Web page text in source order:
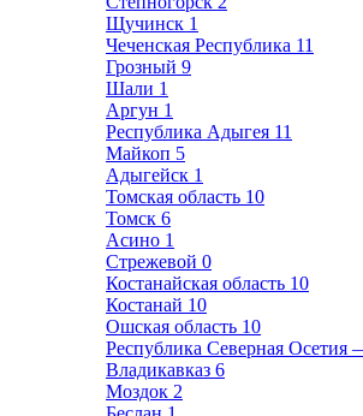
Щучинск 1
Чеченская Республика 11
Грозный 9
Шали 1
Аргун 1
Республика Адыгея 11
Майкоп 5
Адыгейск 1
Томская область 10
Томск 6
Асино 1
Стрежевой 0
Костанайская область 10
Костанай 10
Ошская область 10
Республика Северная Осетия
Владикавказ 6
Моздок 2